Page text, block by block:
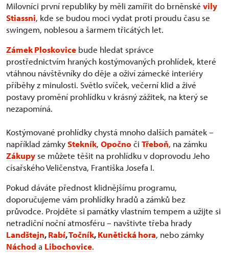
Milovníci první republiky by měli zamířit do brněnské vily
Stiassni, kde se budou moci vydat proti proudu času se
swingem, noblesou a šarmem třicátých let.
Zámek Ploskovice bude hledat správce
prostřednictvím hraných kostýmovaných prohlídek, které
vtáhnou návštěvníky do děje a oživí zámecké interiéry
příběhy z minulosti. Světlo svíček, večerní klid a živé
postavy promění prohlídku v krásný zážitek, na který se
nezapomíná.
Kostýmované prohlídky chystá mnoho dalších památek –
například zámkyStekník, Opočnoči Třeboň, na zámku
Zákupy se můžete těšit na prohlídku v doprovodu Jeho
císařského Veličenstva, Františka Josefa I.
Pokud dáváte přednost klidnějšímu programu,
doporučujeme vám prohlídky hradů a zámků bez
průvodce. Projděte si památky vlastním tempem a užijte si
netradiční noční atmosféru – navštivte třeba hrady
Landštejn,Rabí,Točník,Kunětická hora, nebo zámky
Náchoda Libochovice.